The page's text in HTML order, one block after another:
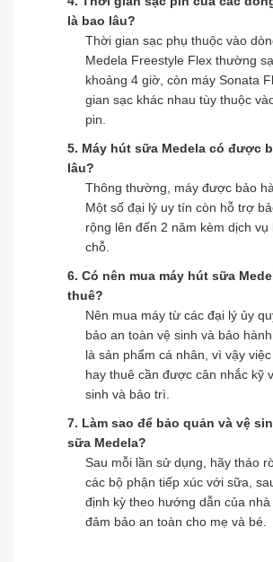
là bao lâu?
Thời gian sạc phụ thuộc vào
Medela Freestyle Flex thường
khoảng 4 giờ, còn máy Sonata
gian sạc khác nhau tùy thuộc
pin.
5. Máy hút sữa Medela có được
lâu?
Thông thường, máy được bảo
Một số đại lý uy tín còn hỗ trợ
rộng lên đến 2 năm kèm dịch vụ
chỗ.
6. Có nên mua máy hút sữa
thuê?
Nên mua máy từ các đại lý ủy
bảo an toàn vệ sinh và bảo
là sản phẩm cá nhân, vì vậy
hay thuê cần được cân nhắc kỹ
sinh và bảo trì.
7. Làm sao để bảo quản và vệ
sữa Medela?
Sau mỗi lần sử dụng, hãy tháo
các bộ phận tiếp xúc với sữa,
định kỳ theo hướng dẫn của
đảm bảo an toàn cho mẹ và bé.